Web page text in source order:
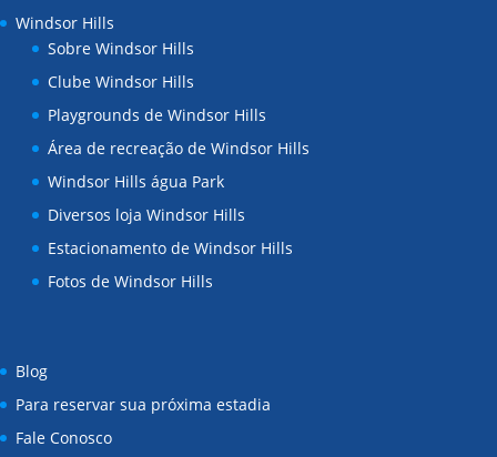
Windsor Hills
Sobre Windsor Hills
Clube Windsor Hills
Playgrounds de Windsor Hills
Área de recreação de Windsor Hills
Windsor Hills água Park
Diversos loja Windsor Hills
Estacionamento de Windsor Hills
Fotos de Windsor Hills
Blog
Para reservar sua próxima estadia
Fale Conosco